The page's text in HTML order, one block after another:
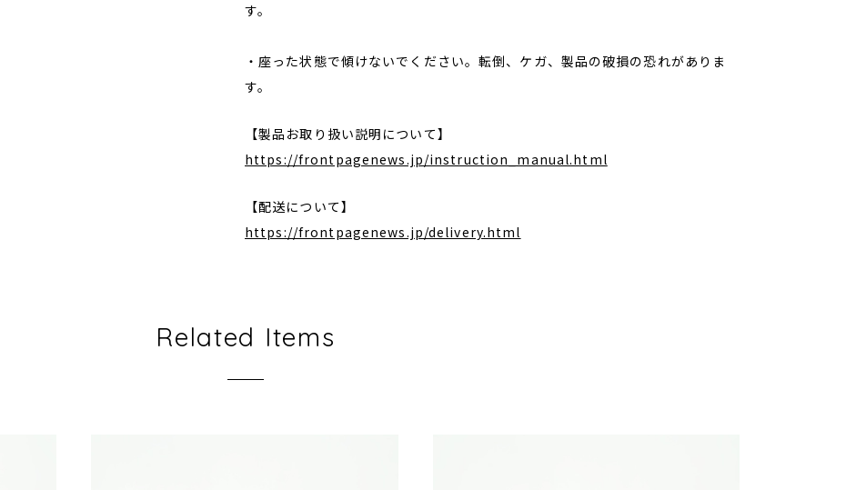
す。
・座った状態で傾けないでください。転倒、ケガ、製品の破損の恐れがありま
す。
【製品お取り扱い説明について】
https://frontpagenews.jp/instruction_manual.html
【配送について】
https://frontpagenews.jp/delivery.html
Related Items